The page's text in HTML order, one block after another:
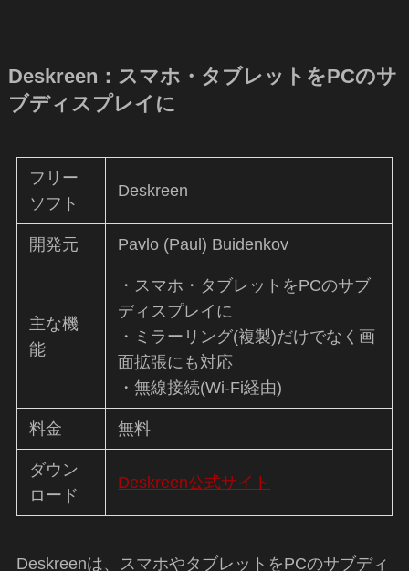
Deskreen：スマホ・タブレットをPCのサ
ブディスプレイに
フリー
ソフト
Deskreen
開発元 Pavlo (Paul) Buidenkov
主な機
能
・スマホ・タブレットをPCのサブ
ディスプレイに
・ミラーリング(複製)だけでなく画
面拡張にも対応
・無線接続(Wi-Fi経由)
料金 無料
ダウン
ロード
Deskreen公式サイト
Deskreenは、スマホやタブレットをPCのサブディ